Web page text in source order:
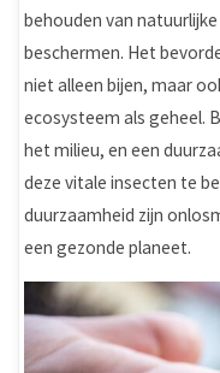
behouden van
beschermen. Het
niet alleen bijen, maar
ecosysteem als geheel.
het milieu, en een
deze vitale insecten te
duurzaamheid zijn
een gezonde planeet.